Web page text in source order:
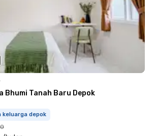
Bhumi Tanah Baru Depok
depok